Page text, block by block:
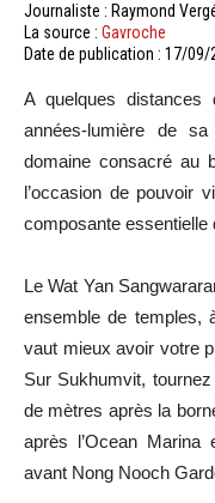
Journaliste : Raymond
La source : Gavroche
Date de publication : 17/09/
A quelques
années-lumière de
domaine consacré au
l’occasion de pouvoir
composante essentielle
Le Wat Yan
ensemble de temples,
vaut mieux avoir votre
Sur Sukhumvit,
de mètres après la
après l’Ocean Marina
avant Nong Nooch